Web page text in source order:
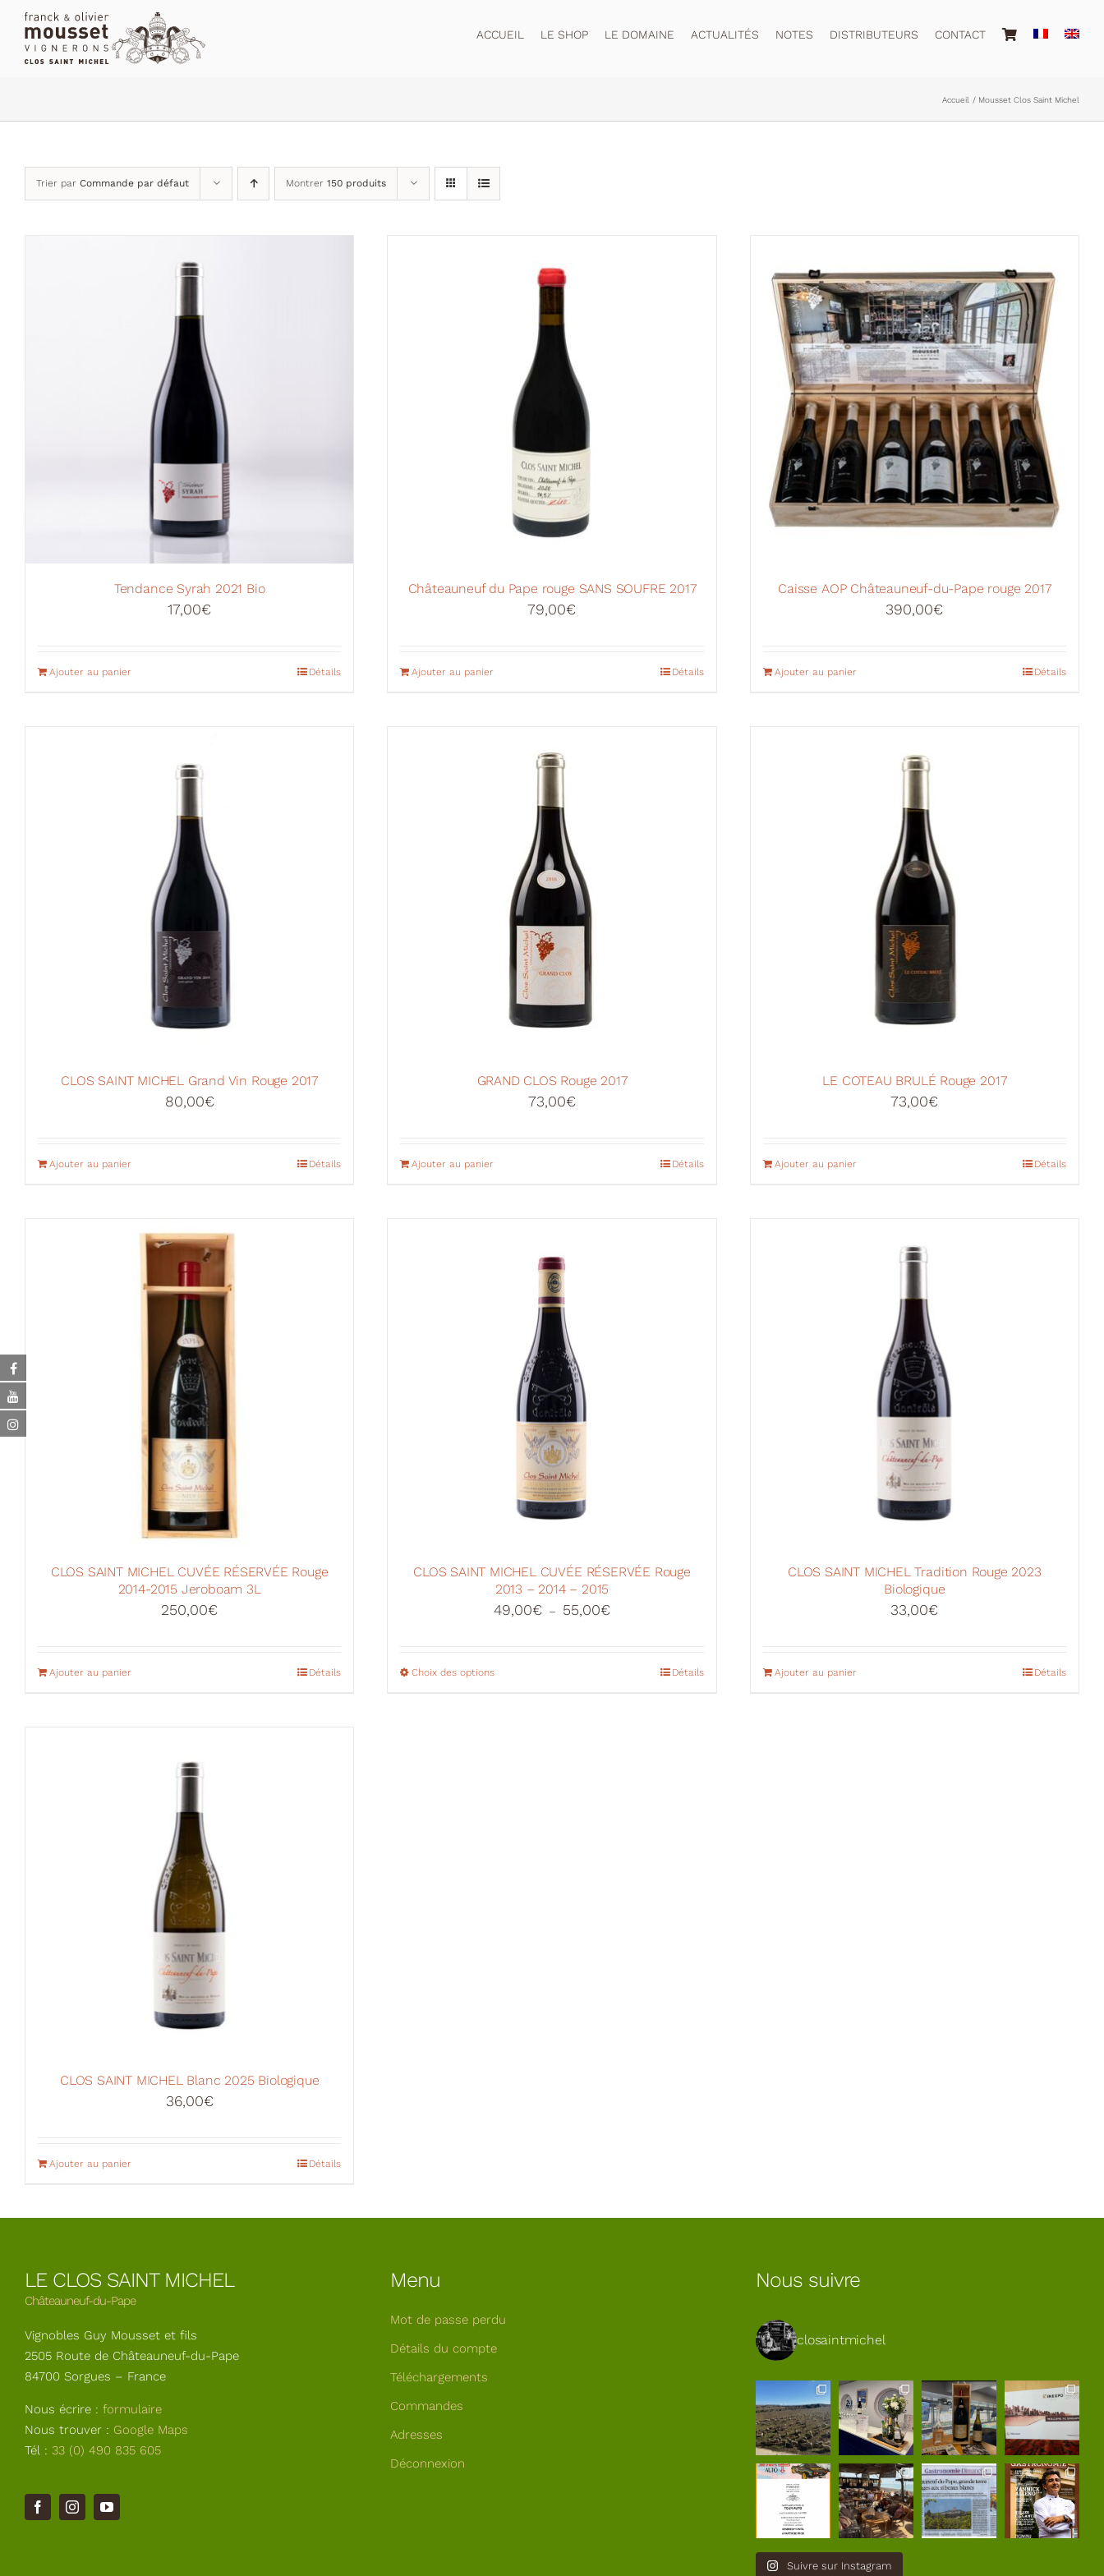
contenu
ACCUEIL LE SHOP LE DOMAINE ACTUALITÉS NOTES DISTRIBUTEURS CONTACT
Accueil Mousset Clos Saint Michel
Trier par Commande par défaut Montrer 150 produits
Tendance Syrah 2021 Bio
17,00€
Ajouter au panier Détails
Châteauneuf du Pape rouge SANS SOUFRE 2017
79,00€
Ajouter au panier Détails
Caisse AOP Châteauneuf-du-Pape rouge 2017
390,00€
Ajouter au panier Détails
CLOS SAINT MICHEL Grand Vin Rouge 2017
80,00€
Ajouter au panier Détails
GRAND CLOS Rouge 2017
73,00€
Ajouter au panier Détails
LE COTEAU BRULÉ Rouge 2017
73,00€
Ajouter au panier Détails
CLOS SAINT MICHEL CUVÉE RÉSERVÉE Rouge
2014-2015 Jeroboam 3L
250,00€
Ajouter au panier Détails
CLOS SAINT MICHEL CUVÉE RÉSERVÉE Rouge
2013 – 2014 – 2015
49,00€ – 55,00€Plage
Choix des optionsCe
Détails
CLOS SAINT MICHEL Tradition Rouge 2023
Biologique
33,00€
Ajouter au panier Détails
CLOS SAINT MICHEL Blanc 2025 Biologique
36,00€
Ajouter au panier Détails
LE CLOS SAINT MICHEL
Châteauneuf-du-Pape
Vignobles Guy Mousset et fils
2505 Route de Châteauneuf-du-Pape
84700 Sorgues – France
Nous écrire : formulaire
Nous trouver : Google Maps
Tél : 33 (0) 490 835 605
Menu
Mot de passe perdu
Détails du compte
Téléchargements
Commandes
Adresses
Déconnexion
Nous suivre
closaintmichel
Suivre sur Instagram